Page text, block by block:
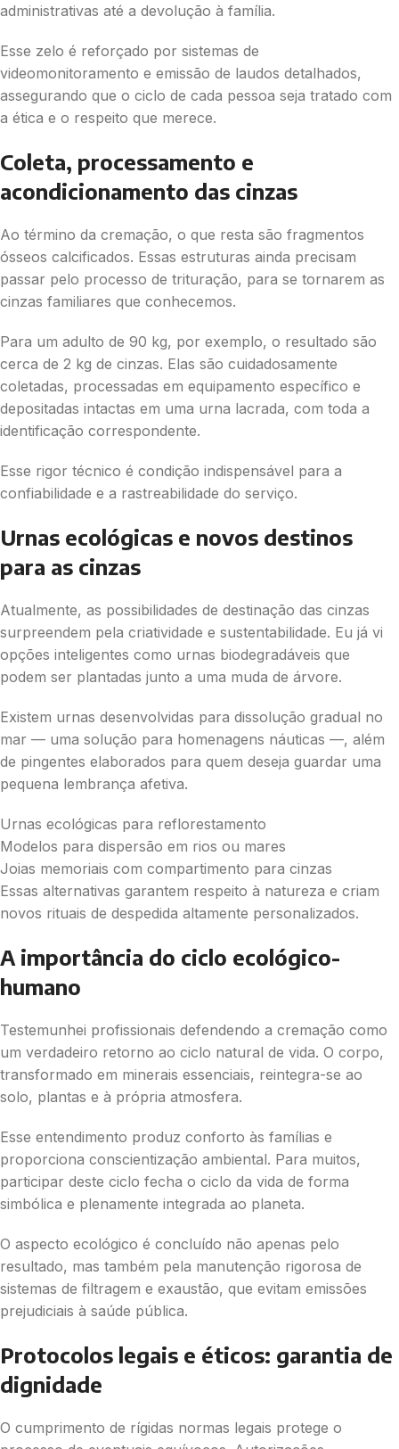
administrativas até a devolução à família.
Esse zelo é reforçado por sistemas de
videomonitoramento e emissão de laudos detalhados,
assegurando que o ciclo de cada pessoa seja tratado com
a ética e o respeito que merece.
Coleta, processamento e
acondicionamento das cinzas
Ao término da cremação, o que resta são fragmentos
ósseos calcificados. Essas estruturas ainda precisam
passar pelo processo de trituração, para se tornarem as
cinzas familiares que conhecemos.
Para um adulto de 90 kg, por exemplo, o resultado são
cerca de 2 kg de cinzas. Elas são cuidadosamente
coletadas, processadas em equipamento específico e
depositadas intactas em uma urna lacrada, com toda a
identificação correspondente.
Esse rigor técnico é condição indispensável para a
confiabilidade e a rastreabilidade do serviço.
Urnas ecológicas e novos destinos
para as cinzas
Atualmente, as possibilidades de destinação das cinzas
surpreendem pela criatividade e sustentabilidade. Eu já vi
opções inteligentes como urnas biodegradáveis que
podem ser plantadas junto a uma muda de árvore.
Existem urnas desenvolvidas para dissolução gradual no
mar — uma solução para homenagens náuticas —, além
de pingentes elaborados para quem deseja guardar uma
pequena lembrança afetiva.
Urnas ecológicas para reflorestamento
Modelos para dispersão em rios ou mares
Joias memoriais com compartimento para cinzas
Essas alternativas garantem respeito à natureza e criam
novos rituais de despedida altamente personalizados.
A importância do ciclo ecológico-
humano
Testemunhei profissionais defendendo a cremação como
um verdadeiro retorno ao ciclo natural de vida. O corpo,
transformado em minerais essenciais, reintegra-se ao
solo, plantas e à própria atmosfera.
Esse entendimento produz conforto às famílias e
proporciona conscientização ambiental. Para muitos,
participar deste ciclo fecha o ciclo da vida de forma
simbólica e plenamente integrada ao planeta.
O aspecto ecológico é concluído não apenas pelo
resultado, mas também pela manutenção rigorosa de
sistemas de filtragem e exaustão, que evitam emissões
prejudiciais à saúde pública.
Protocolos legais e éticos: garantia de
dignidade
O cumprimento de rígidas normas legais protege o